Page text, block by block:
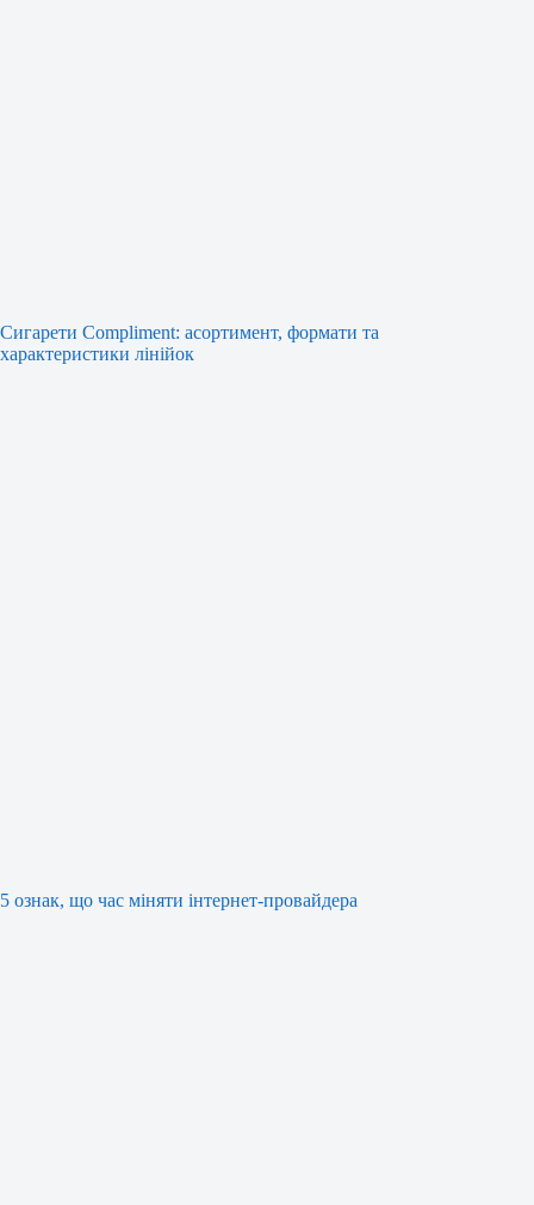
Сигарети Compliment: асортимент, формати та
характеристики лінійок
5 ознак, що час міняти інтернет-провайдера